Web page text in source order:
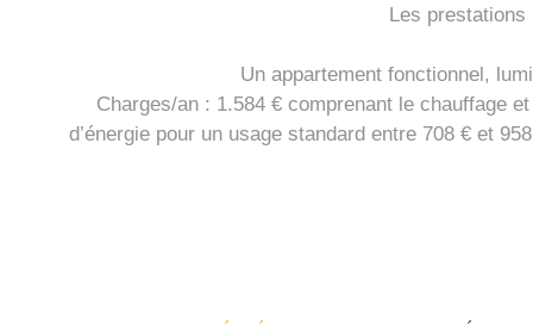
Les
Un appartement fonctionnel,
Charges/an : 1.584 € comprenant le chauffage
d’énergie pour un usage standard entre 708 € et